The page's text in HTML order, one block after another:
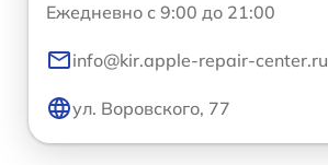
Ежедневно с 9:00 до 21:00
info@kir.apple-repair-center.ru
ул. Воровского, 77